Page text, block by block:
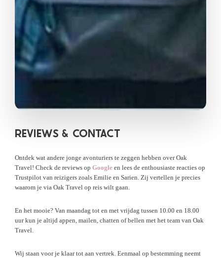
REVIEWS & CONTACT
Ontdek wat andere jonge avonturiers te zeggen hebben over Oak
Travel! Check de reviews opGoogle en lees de enthousiaste reacties op
Trustpilot van reizigers zoals Emilie en Sarien. Zij vertellen je precies
waarom je via Oak Travel op reis wilt gaan.
En het mooie? Van maandag tot en met vrijdag tussen 10.00 en 18.00
uur kun je altijd appen, mailen, chatten of bellen met het team van Oak
Travel.
Wij staan voor je klaar tot aan vertrek. Eenmaal op bestemming neemt